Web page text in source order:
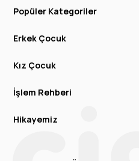
Popüler Kategoriler
Erkek Çocuk
Kız Çocuk
İşlem Rehberi
Hikayemiz